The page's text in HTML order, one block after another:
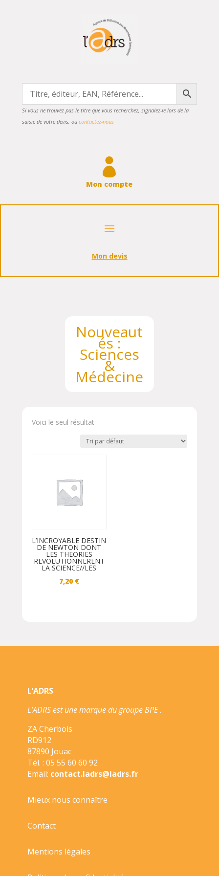
Si vous ne trouvez pas le titre que vous recherchez, signalez-le lors de la
saisie de votre devis, ou contactez-nous

Mon compte
Mon devis
Nouveaut
és :
Sciences
&
Médecine
Voici le seul résultat
L’INCROYABLE DESTIN
DE NEWTON DONT
LES THEORIES
REVOLUTIONNERENT
LA SCIENCE//LES
7,20 €
L’ADRS
L’ADRS est une marque du groupe BPE .
ZA Cherbois
RD912
87890 Jouac
Tél. : 05 55 60 60 92
Email: contact.ladrs@ladrs.fr
Mieux nous connaître
Contact
Mentions légales